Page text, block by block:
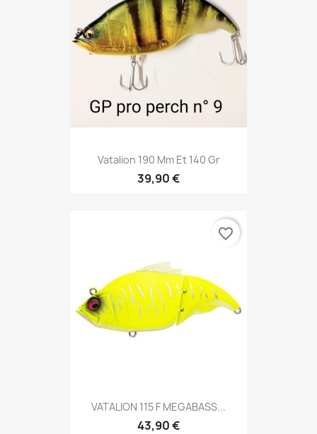
Vatalion 190 Mm Et 140 Gr
39,90 €
VATALION 115 F MEGABASS...
43,90 €
favorite_border